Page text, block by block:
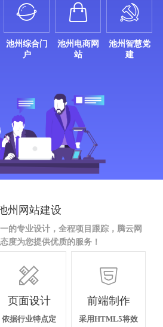

池州综合门
户

池州电商网
站

池州智慧党
建
州网站建设
的专业设计，全程项目跟踪，腾云网
度为您提供优质的服务！

页面设计
依据行业特点定

前端制作
采用HTML5将效